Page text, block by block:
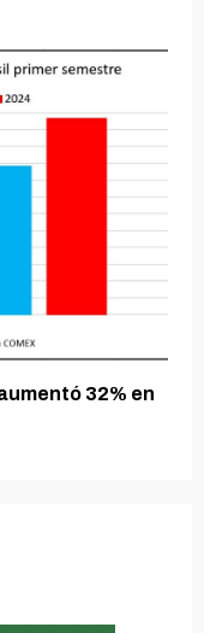
32% en